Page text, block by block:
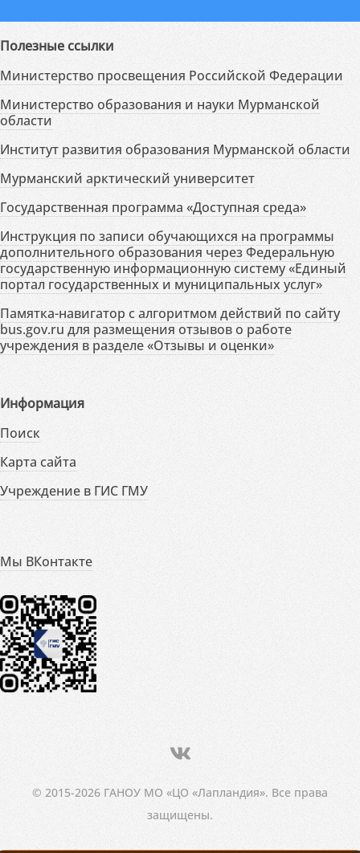
Полезные ссылки
Министерство просвещения Российской Федерации
Министерство образования и науки Мурманской
области
Институт развития образования Мурманской области
Мурманский арктический университет
Государственная программа «Доступная среда»
Инструкция по записи обучающихся на программы
дополнительного образования через Федеральную
государственную информационную систему «Единый
портал государственных и муниципальных услуг»
Памятка-навигатор с алгоритмом действий по сайту
bus.gov.ru для размещения отзывов о работе
учреждения в разделе «Отзывы и оценки»
Информация
Поиск
Карта сайта
Учреждение в ГИС ГМУ
Мы ВКонтакте
© 2015-2026 ГАНОУ МО «ЦО «Лапландия». Все права
защищены.